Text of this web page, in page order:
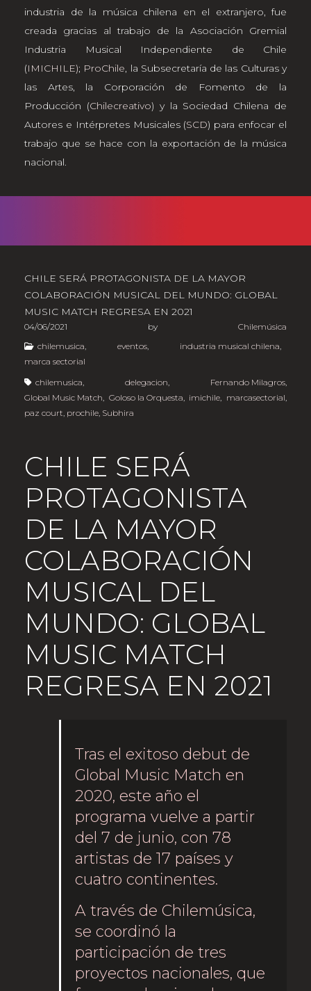
industria de la música chilena en el extranjero, fue
creada gracias al trabajo de la Asociación Gremial
Industria Musical Independiente de Chile
(IMICHILE); ProChile , la Subsecretaría de las Culturas y
las Artes, la Corporación de Fomento de la
Producción (Chilecreativo) y la Sociedad Chilena de
Autores e Intérpretes Musicales (SCD) para enfocar el
trabajo que se hace con la exportación de la música
nacional.
CHILE SERÁ PROTAGONISTA DE LA MAYOR
COLABORACIÓN MUSICAL DEL MUNDO: GLOBAL
MUSIC MATCH REGRESA EN 2021
04/06/2021 by Chilemúsica
chilemusica, eventos, industria musical chilena,
marca sectorial
chilemusica, delegacion, Fernando Milagros,
Global Music Match, Goloso la Orquesta, imichile, marcasectorial,
paz court, prochile, Subhira
CHILE SERÁ
PROTAGONISTA
DE LA MAYOR
COLABORACIÓN
MUSICAL DEL
MUNDO: GLOBAL
MUSIC MATCH
REGRESA EN 2021
Tras el exitoso debut de
Global Music Match en
2020, este año el
programa vuelve a partir
del 7 de junio, con 78
artistas de 17 países y
cuatro continentes.
A través de Chilemúsica,
se coordinó la
participación de tres
proyectos nacionales, que